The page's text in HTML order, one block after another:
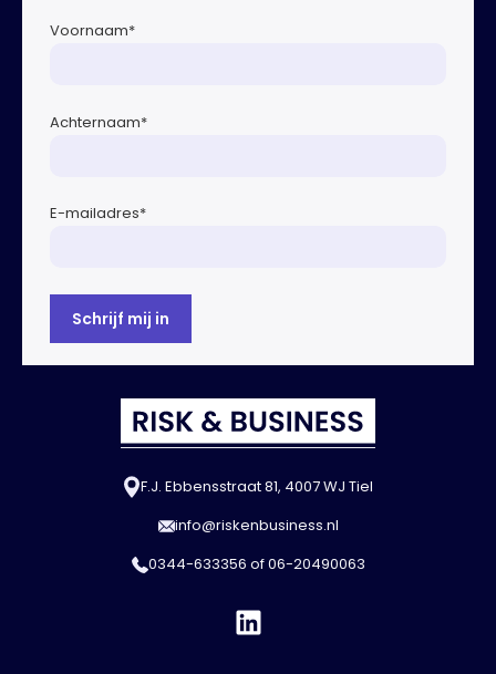
Voornaam*
Achternaam*
E-mailadres*
F.J. Ebbensstraat 81, 4007 WJ Tiel
info@riskenbusiness.nl
0344-633356 of06-20490063